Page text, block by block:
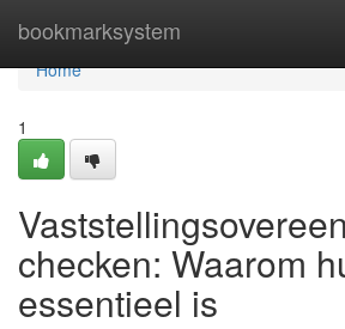
bookmarksystem
Home
Home
1
checken: Waarom
essentieel is